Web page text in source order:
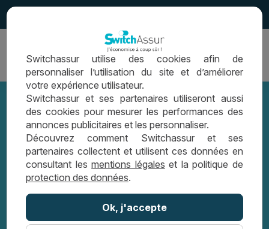
Ouvrir
navigation
Comparer les tarifs d’assurance
emprunteur
GUIDE ASSURANCE EMPRUNTEUR
COMPARER LES TARIFS D’ASSURANCE
EMPRUNTEUR
Switchassur utilise des cookies afin de
personnaliser l’utilisation du site et d’améliorer
votre expérience utilisateur.
Switchassur et ses partenaires utiliseront aussi
des cookies pour mesurer les performances des
annonces publicitaires et les personnaliser.
Découvrez comment Switchassur et ses
partenaires collectent et utilisent ces données en
consultant lesmentions légales et la politique de
protection des données.
Ok, j'accepte